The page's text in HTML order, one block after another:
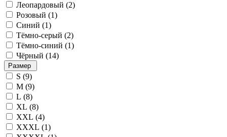
Леопардовый (2)
Розовый (1)
Синий (1)
Тёмно-серый (2)
Тёмно-синий (1)
Чёрный (14)
Размер
S (9)
M (9)
L (8)
XL (8)
XXL (4)
XXXL (1)